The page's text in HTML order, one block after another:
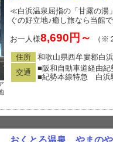
≪白浜温泉屈指の「甘露の
ぐの好立地♪癒し旅なら当館
お一人様8,690円～ （※
住所
和歌山県西牟婁郡白
交通
■阪和自動車道経由
■紀勢本線特急 白浜
おくとろ温泉 やまの